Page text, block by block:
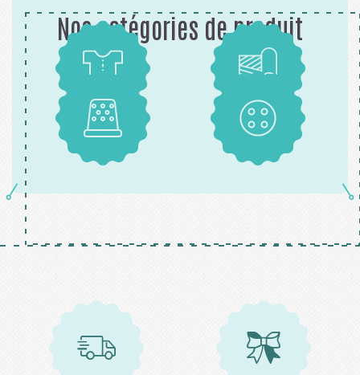
Nos catégories de produit
Patrons Tissus
Mercerie Boutons